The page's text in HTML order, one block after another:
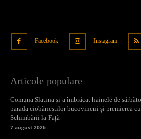
Facebook Instagram
Articole populare
Comuna Slatina și-a îmbrăcat hainele de
parada ciobăneștilor bucovineni și premierea
Schimbării la Față
7 august 2026